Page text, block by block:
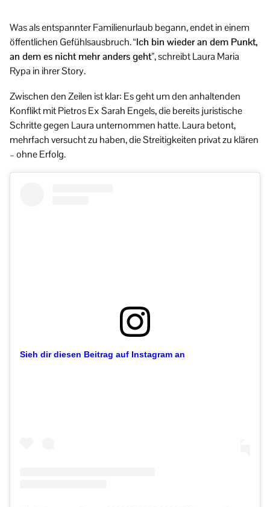
Was als entspannter Familienurlaub begann, endet in einem
öffentlichen Gefühlsausbruch.“Ich bin wieder an dem Punkt,
an dem es nicht mehr anders geht”, schreibt Laura Maria
Rypa in ihrer Story.
Zwischen den Zeilen ist klar: Es geht um den anhaltenden
Konflikt mit Pietros Ex Sarah Engels, die bereits juristische
Schritte gegen Laura unternommen hatte. Laura betont,
mehrfach versucht zu haben, die Streitigkeiten privat zu klären
– ohne Erfolg.
Sieh dir diesen Beitrag auf Instagram an